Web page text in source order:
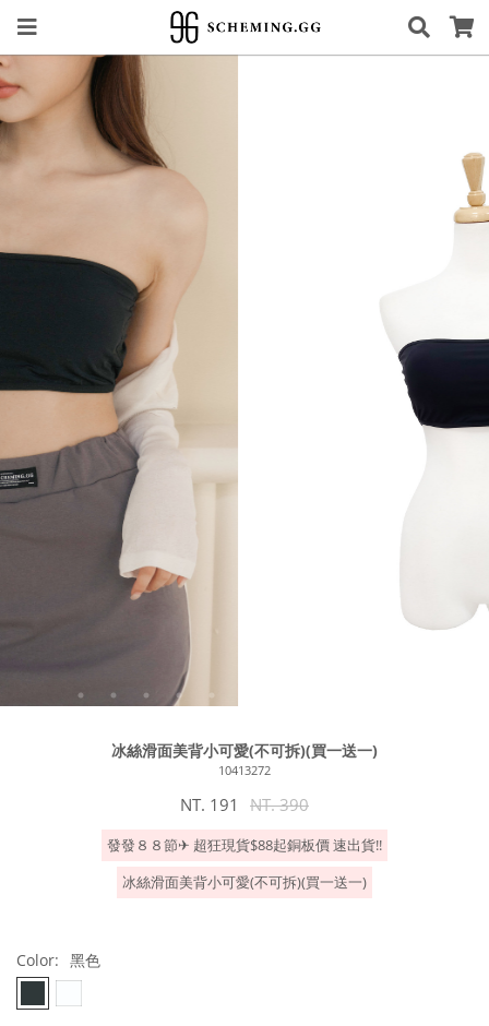
冰絲滑面美背小可愛(不可拆)(買一送一)
10413272
NT. 191 NT. 390
發發８８節✈︎ 超狂現貨$88起銅板價 速出貨!!
冰絲滑面美背小可愛(不可拆)(買一送一)
Color: 黑色